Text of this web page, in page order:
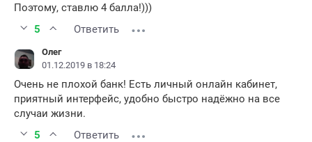
Поэтому, ставлю 4 балла!)))
5
Ответить
Олег
01.12.2019 в 18:24
Очень не плохой банк! Есть личный онлайн кабинет,
приятный интерфейс, удобно быстро надёжно на все
случаи жизни.
5
Ответить